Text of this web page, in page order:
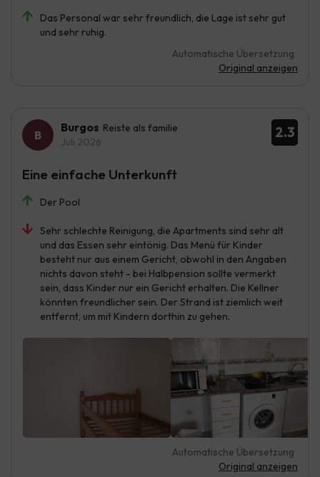
Das Personal war sehr freundlich, die Lage ist sehr gut
und sehr ruhig.
Automatische Übersetzung
Original anzeigen
2.3
Burgos Reiste als familie
Juli 2026
Der Pool
Sehr schlechte Reinigung, die Apartments sind sehr alt
und das Essen sehr eintönig. Das Menü für Kinder
besteht nur aus einem Gericht, obwohl in den Angaben
nichts davon steht - bei Halbpension sollte vermerkt
sein, dass Kinder nur ein Gericht erhalten. Die Kellner
könnten freundlicher sein. Der Strand ist ziemlich weit
entfernt, um mit Kindern dorthin zu gehen.
Automatische Übersetzung
Original anzeigen
Eine einfache Unterkunft